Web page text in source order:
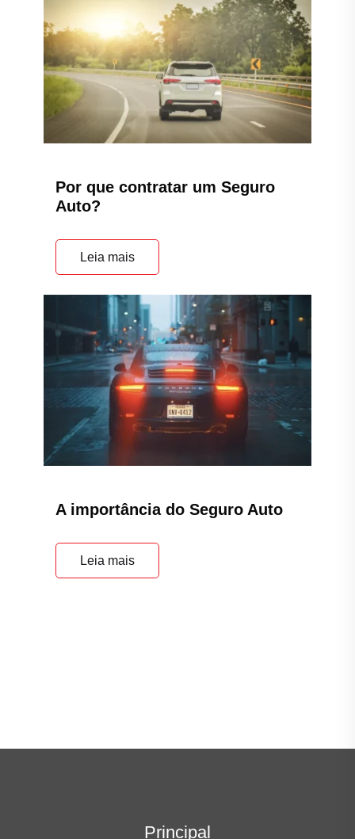
Por que contratar um Seguro
Auto?
Leia mais
A importância do Seguro Auto
Leia mais
Principal